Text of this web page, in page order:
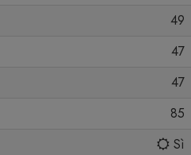
49
47
47
85
Sì